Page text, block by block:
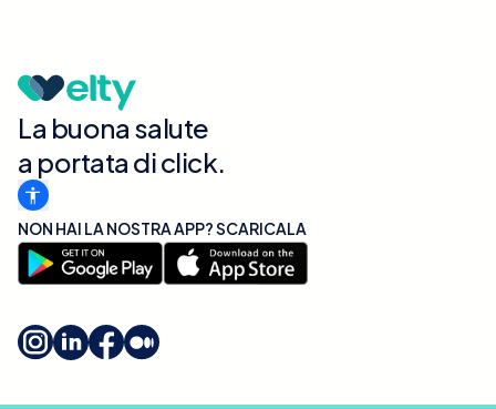
La buona salute
a portata di click.
NON HAI LA NOSTRA APP? SCARICALA